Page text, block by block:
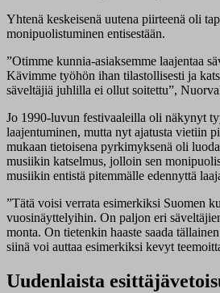
Yhtenä keskeisenä uutena piirteenä oli
monipuolistuminen entisestään.
”Otimme kunnia-asiaksemme laajentaa
Kävimme työhön ihan tilastollisesti ja
säveltäjiä juhlilla ei ollut soitettu”,
Jo 1990-luvun festivaaleilla oli näkynyt
laajentuminen, mutta nyt ajatusta vietiin
mukaan tietoisena pyrkimyksenä oli
musiikin katselmus, jolloin sen
musiikin entistä pitemmälle edennyttä
”Tätä voisi verrata esimerkiksi Suomen
vuosinäyttelyihin. On paljon eri
monta. On tietenkin haaste saada
siinä voi auttaa esimerkiksi kevyt
Uudenlaista